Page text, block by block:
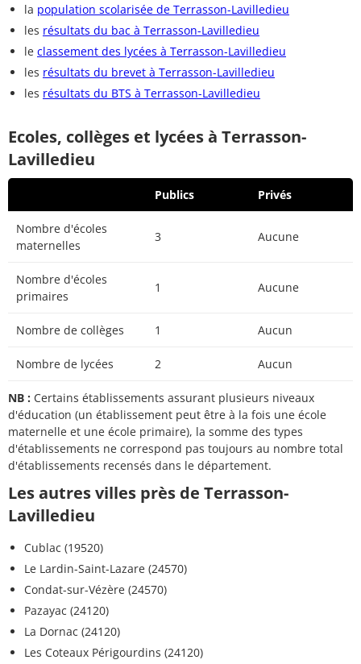
la population scolarisée de Terrasson-Lavilledieu
les résultats du bac à Terrasson-Lavilledieu
le classement des lycées à Terrasson-Lavilledieu
les résultats du brevet à Terrasson-Lavilledieu
les résultats du BTS à Terrasson-Lavilledieu
Ecoles, collèges et lycées à Terrasson-
Lavilledieu
Publics Privés
Nombre d'écoles
maternelles
3 Aucune
Nombre d'écoles
primaires
1 Aucune
Nombre de collèges 1 Aucun
Nombre de lycées 2 Aucun
NB : Certains établissements assurant plusieurs niveaux
d'éducation (un établissement peut être à la fois une école
maternelle et une école primaire), la somme des types
d'établissements ne correspond pas toujours au nombre total
d'établissements recensés dans le département.
Les autres villes près de Terrasson-
Lavilledieu
Cublac (19520)
Le Lardin-Saint-Lazare (24570)
Condat-sur-Vézère (24570)
Pazayac (24120)
La Dornac (24120)
Les Coteaux Périgourdins (24120)